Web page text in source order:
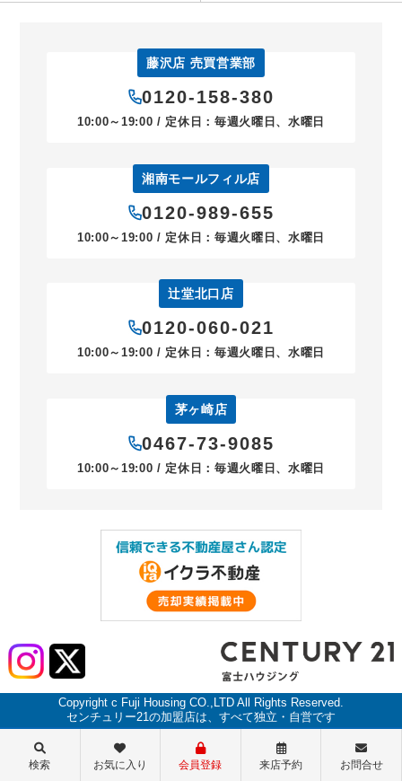
藤沢店 売買営業部
0120-158-380
10:00～19:00 / 定休日：毎週火曜日、水曜日
湘南モールフィル店
0120-989-655
10:00～19:00 / 定休日：毎週火曜日、水曜日
辻堂北口店
0120-060-021
10:00～19:00 / 定休日：毎週火曜日、水曜日
茅ヶ崎店
0467-73-9085
10:00～19:00 / 定休日：毎週火曜日、水曜日
Copyright c Fuji Housing CO.,LTD All Rights Reserved.
センチュリー21の加盟店は、すべて独立・自営です
検索 お気に入り 会員登録 来店予約 お問合せ